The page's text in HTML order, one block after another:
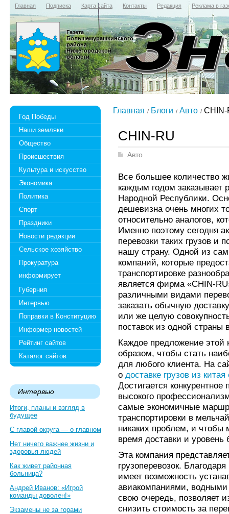
Главная Подписка Карта сайта Контакты Редакция Реклама в
Газета
Большемурашкинского
района
Нижегородской
области
Год Победы
Наши земляки
Общество
Происшествия
Культура и искусство
Экономика
Политика
Спорт
Праздники
Новости редакции
Сельское хозяйство
Прокуратура
информирует
Губерния
Интервью
Поправки в Конституцию
Информер новостей
Рейтинг сайтов
Каталог сайтов
Интервью
Итоги, планы и взгляд в
будущее
С главой округа — о главном
Нет ничего важнее жизни и
здоровья людей
Как живет районная
больница?
Андрей Иванов: «Игрой
команды доволен!»
Экзамены не за горами
Главная Блоги Авто CHIN-
CHIN-RU
Авто
Все большее количество
каждым годом заказывает
Народной Республики.
дешевизна очень многих
относительно аналогов,
Именно поэтому сегодня
перевозки таких грузов и
нашу страну. Одной из
компаний, которые
транспортировке
является фирма «CHIN-
различными видами
заказать обычную
или же целую
поставок из одной страны
Каждое предложение этой
образом, чтобы стать
для любого клиента. На
о доставке грузов из китая
Достигается
высокого
самые экономичные
транспортировки в
никаких проблем, и чтобы
время доставки и уровень
Эта компания
грузоперевозок.
имеет возможность
авиакомпаниями,
свою очередь, позволяет
снизить стоимость за